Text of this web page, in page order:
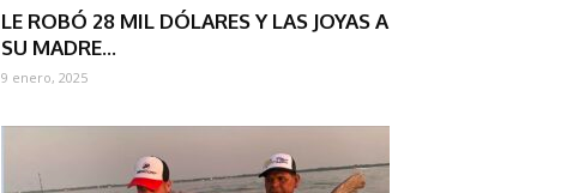
LE ROBÓ 28 MIL DÓLARES Y LAS JOYAS A
SU MADRE...
9 enero, 2025